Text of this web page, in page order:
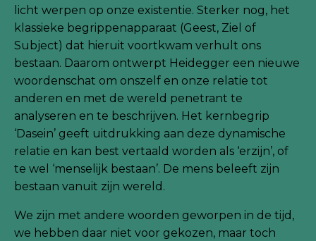
licht werpen op onze existentie. Sterker nog, het
klassieke begrippenapparaat (Geest, Ziel of
Subject) dat hieruit voortkwam verhult ons
bestaan. Daarom ontwerpt Heidegger een nieuwe
woordenschat om onszelf en onze relatie tot
anderen en met de wereld penetrant te
analyseren en te beschrijven. Het kernbegrip
‘Dasein’ geeft uitdrukking aan deze dynamische
relatie en kan best vertaald worden als ‘erzijn’, of
te wel ‘menselijk bestaan’. De mens beleeft zijn
bestaan vanuit zijn wereld.
We zijn met andere woorden geworpen in de tijd,
we hebben daar niet voor gekozen, maar toch